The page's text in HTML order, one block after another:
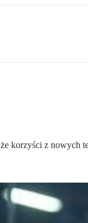
korzyści z nowych